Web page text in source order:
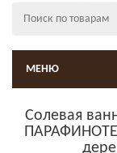
МЕНЮ
Солевая